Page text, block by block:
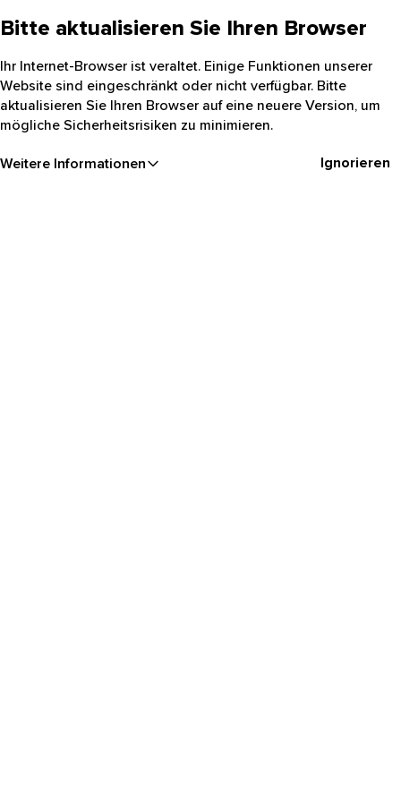
Bitte aktualisieren Sie Ihren Browser
Ihr Internet-Browser ist veraltet. Einige Funktionen unserer
Website sind eingeschränkt oder nicht verfügbar. Bitte
aktualisieren Sie Ihren Browser auf eine neuere Version, um
mögliche Sicherheitsrisiken zu minimieren.
Weitere Informationen Ignorieren